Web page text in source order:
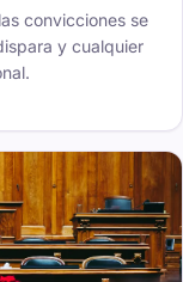
convicciones se
y cualquier